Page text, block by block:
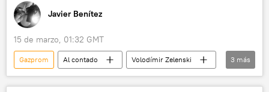
Javier Benítez
15 de marzo, 01:32 GMT
Gazprom Al contado
Volodímir Zelenski
Antonio Costa
Kremlin seguridad
3 más